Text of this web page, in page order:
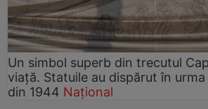
Un simbol superb din trecutul
viață. Statuile au dispărut în
din 1944 Național